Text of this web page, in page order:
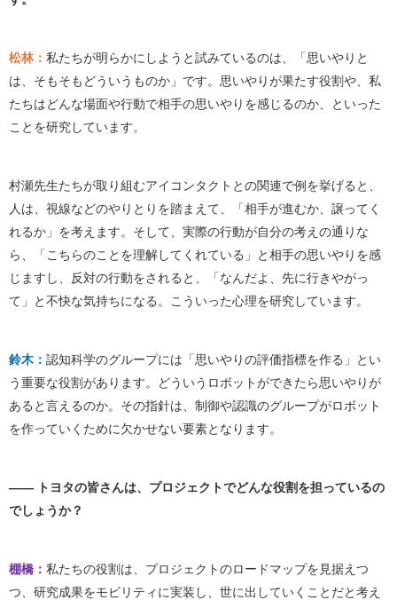
松林： 私たちが明らかにしようと試みているのは、「思いやりと
は、そもそもどういうものか」です。思いやりが果たす役割や、私
たちはどんな場面や行動で相手の思いやりを感じるのか、といった
ことを研究しています。
村瀬先生たちが取り組むアイコンタクトとの関連で例を挙げると、
人は、視線などのやりとりを踏まえて、「相手が進むか、譲ってく
れるか」を考えます。そして、実際の行動が自分の考えの通りな
ら、「こちらのことを理解してくれている」と相手の思いやりを感
じますし、反対の行動をされると、「なんだよ、先に行きやがっ
て」と不快な気持ちになる。こういった心理を研究しています。
鈴木： 認知科学のグループには「思いやりの評価指標を作る」とい
う重要な役割があります。どういうロボットができたら思いやりが
あると言えるのか。その指針は、制御や認識のグループがロボット
を作っていくために欠かせない要素となります。
―― トヨタの皆さんは、プロジェクトでどんな役割を担っているの
でしょうか？
棚橋： 私たちの役割は、プロジェクトのロードマップを見据えつ
つ、研究成果をモビリティに実装し、世に出していくことだと考え